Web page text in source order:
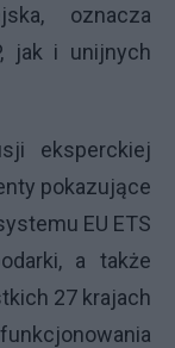
oznacza
jak i unijnych
eksperckiej
pokazujące
EU ETS
a także
27 krajach